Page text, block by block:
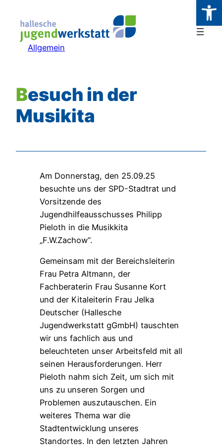
Inhalt
springenAllgemein
Besuch in der
Musikita
Am Donnerstag, den 25.09.25
besuchte uns der SPD-Stadtrat und
Vorsitzende des
Jugendhilfeausschusses Philipp
Pieloth in die Musikkita
„F.W.Zachow“.
Gemeinsam mit der Bereichsleiterin
Frau Petra Altmann, der
Fachberaterin Frau Susanne Kort
und der Kitaleiterin Frau Jelka
Deutscher (Hallesche
Jugendwerkstatt gGmbH) tauschten
wir uns fachlich aus und
beleuchteten unser Arbeitsfeld mit all
seinen Herausforderungen. Herr
Pieloth nahm sich Zeit, um sich mit
uns zu unseren Sorgen und
Problemen auszutauschen. Ein
weiteres Thema war die
Stadtentwicklung unseres
Standortes. In den letzten Jahren